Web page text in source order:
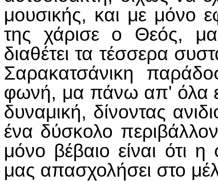
μουσικής, και με μόνο
της χάρισε ο Θεός,
διαθέτει τα τέσσερα
Σαρακατσάνικη
φωνή, μα πάνω απ' όλα
δυναμική, δίνοντας
ένα δύσκολο
μόνο βέβαιο είναι ότι
μας απασχολήσει στο